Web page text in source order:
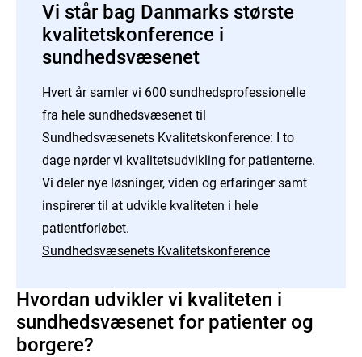
Vi står bag Danmarks største
kvalitetskonference i
sundhedsvæsenet
Hvert år samler vi 600 sundhedsprofessionelle
fra hele sundhedsvæsenet til
Sundhedsvæsenets Kvalitetskonference: I to
dage nørder vi kvalitetsudvikling for patienterne.
Vi deler nye løsninger, viden og erfaringer samt
inspirerer til at udvikle kvaliteten i hele
patientforløbet.
Sundhedsvæsenets Kvalitetskonference
Hvordan udvikler vi kvaliteten i
sundhedsvæsenet for patienter og
borgere?